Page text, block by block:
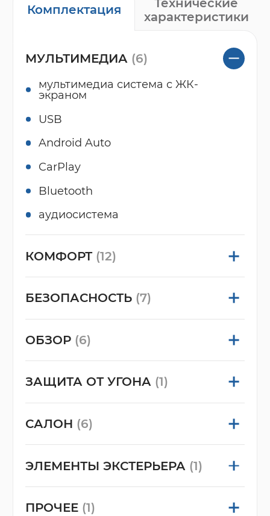
Комплектация
характеристики
МУЛЬТИМЕДИА (6)
мультимедиа система с ЖК-
экраном
USB
Android Auto
CarPlay
Bluetooth
аудиосистема
КОМФОРТ (12)
БЕЗОПАСНОСТЬ (7)
ОБЗОР (6)
ЗАЩИТА ОТ УГОНА (1)
САЛОН (6)
ЭЛЕМЕНТЫ ЭКСТЕРЬЕРА (1)
ПРОЧЕЕ (1)